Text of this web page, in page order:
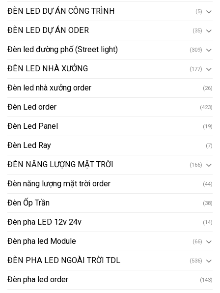
ĐÈN LED DỰ ÁN CÔNG TRÌNH (5)
ĐÈN LED DỰ ÁN ODER (35)
Đèn led đường phố (Street light) (309)
ĐÈN LED NHÀ XƯỞNG (177)
Đèn led nhà xưởng order (26)
Đèn Led order (423)
Đèn Led Panel (19)
Đèn Led Ray (7)
ĐÈN NĂNG LƯỢNG MẶT TRỜI (166)
Đèn năng lượng mặt trời order (44)
Đèn Ốp Trần (38)
Đèn pha LED 12v 24v (14)
Đèn pha led Module (66)
ĐÈN PHA LED NGOÀI TRỜI TDL (536)
Đèn pha led order (143)